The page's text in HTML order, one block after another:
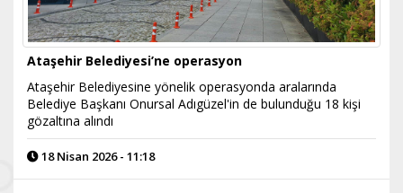
Ataşehir Belediyesi’ne operasyon
Ataşehir Belediyesine yönelik operasyonda aralarında
Belediye Başkanı Onursal Adıgüzel'in de bulunduğu 18 kişi
gözaltına alındı
18 Nisan 2026 - 11:18